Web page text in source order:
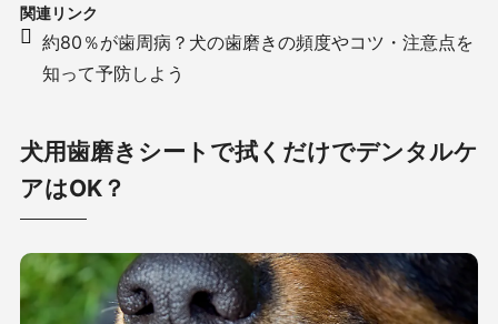
関連リンク
約80％が歯周病？犬の歯磨きの頻度やコツ・注意点を
知って予防しよう
犬用歯磨きシートで拭くだけでデンタルケ
アはOK？